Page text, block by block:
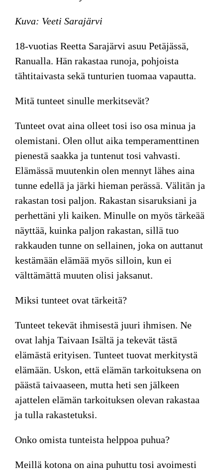
Kuva: Veeti Sarajärvi
18-vuotias Reetta Sarajärvi asuu Petäjässä,
Ranualla. Hän rakastaa runoja, pohjoista
tähtitaivasta sekä tunturien tuomaa vapautta.
Mitä tunteet sinulle merkitsevät?
Tunteet ovat aina olleet tosi iso osa minua ja
olemistani. Olen ollut aika temperamenttinen
pienestä saakka ja tuntenut tosi vahvasti.
Elämässä muutenkin olen mennyt lähes aina
tunne edellä ja järki hieman perässä. Välitän ja
rakastan tosi paljon. Rakastan sisaruksiani ja
perhettäni yli kaiken. Minulle on myös tärkeää
näyttää, kuinka paljon rakastan, sillä tuo
rakkauden tunne on sellainen, joka on auttanut
kestämään elämää myös silloin, kun ei
välttämättä muuten olisi jaksanut.
Miksi tunteet ovat tärkeitä?
Tunteet tekevät ihmisestä juuri ihmisen. Ne
ovat lahja Taivaan Isältä ja tekevät tästä
elämästä erityisen. Tunteet tuovat merkitystä
elämään. Uskon, että elämän tarkoituksena on
päästä taivaaseen, mutta heti sen jälkeen
ajattelen elämän tarkoituksen olevan rakastaa
ja tulla rakastetuksi.
Onko omista tunteista helppoa puhua?
Meillä kotona on aina puhuttu tosi avoimesti